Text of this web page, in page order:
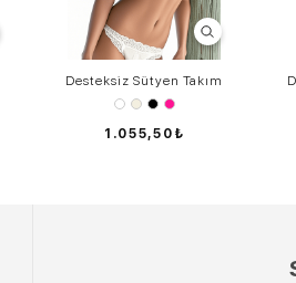
Desteksiz Sütyen Takım
1.055,50₺